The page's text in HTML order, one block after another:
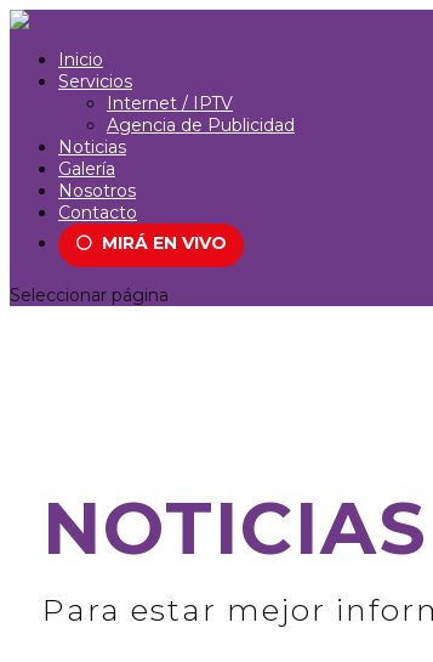
Inicio
Servicios
Internet / IPTV
Agencia de Publicidad
Noticias
Galería
Nosotros
Contacto
⚪ MIRÁ EN VIVO
Seleccionar página
NOTICIAS
Para estar mejor